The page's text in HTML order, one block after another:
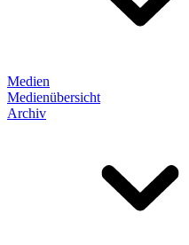
Medien
Medienübersicht
Archiv